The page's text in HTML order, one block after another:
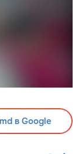
в Google